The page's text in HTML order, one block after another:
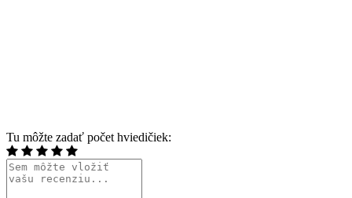
Tu môžte zadať počet hviedičiek: